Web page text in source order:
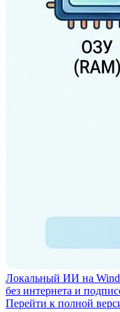
Локальный ИИ на
без интернета и
Перейти к полной